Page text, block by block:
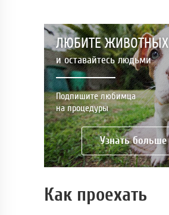
ЛЮБИТЕ ЖИВОТНЫХ
и оставайтесь людьми
Подпишите любимца
на процедуры
Узнать больше
Как проехать